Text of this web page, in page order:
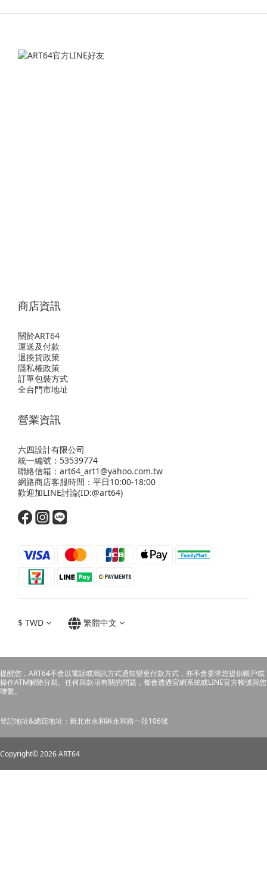
商店資訊
關於ART64
運送及付款
退換貨政策
隱私權政策
訂單包裝方式
全台門市地址
營業資訊
六四設計有限公司
統一編號：53539774
聯絡信箱：art64_art1@yahoo.com.tw
網路商店客服時間：平日10:00-18:00
歡迎加LINE討論(ID:@art64)
$ TWD 繁體中文
提醒您，ART64不會以電話或簡訊方式通知變更付款方式，亦不會要求您提供帳戶或
操作ATM解除分期。任何與款項有關的問題，都會透過官網系統或LINE官方帳號與您
聯繫。
登記地址&總店地址：新北市永和區永和路一段106號
Copyright© 2026 ART64